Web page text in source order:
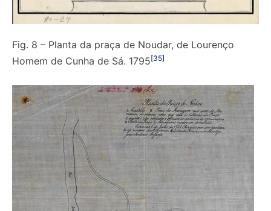
Fig. 8 – Planta da praça de Noudar, de Lourenço
Homem de Cunha de Sá. 1795[35]